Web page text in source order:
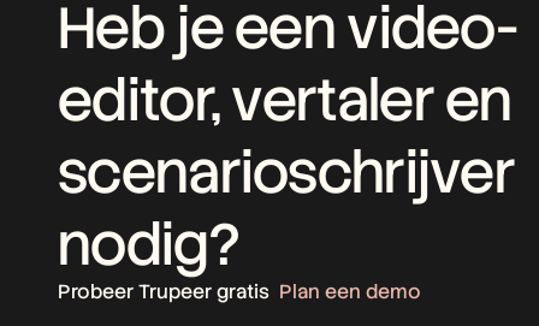
Heb je een video-
editor, vertaler en
scenarioschrijver
nodig?
Probeer Trupeer gratis Plan een demo